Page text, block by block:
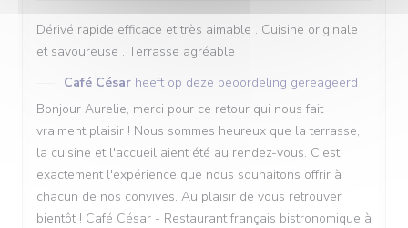
Dérivé rapide efficace et très aimable . Cuisine originale
et savoureuse . Terrasse agréable
Café César heeft op deze beoordeling gereageerd
Bonjour Aurelie, merci pour ce retour qui nous fait
vraiment plaisir ! Nous sommes heureux que la terrasse,
la cuisine et l'accueil aient été au rendez-vous. C'est
exactement l'expérience que nous souhaitons offrir à
chacun de nos convives. Au plaisir de vous retrouver
bientôt ! Café César - Restaurant français bistronomique à